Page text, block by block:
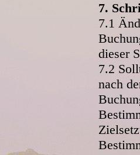
7.
7.1
dieser
7.2
nach